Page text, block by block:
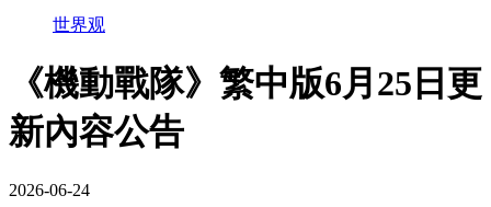
世界观
《機動戰隊》繁中版6月25日更
新內容公告
2026-06-24